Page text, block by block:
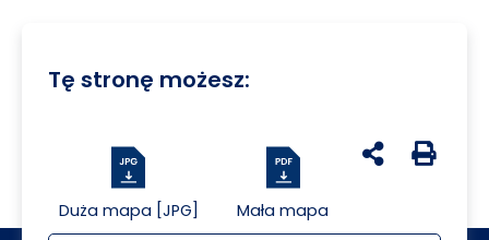
Tę stronę możesz:
Duża mapa [JPG] Mała mapa
udostępnij na
Generuj